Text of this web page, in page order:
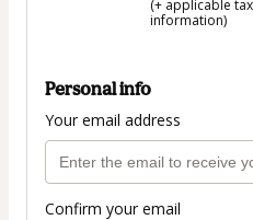
(+ applicable
information)
Personal info
Your email address
Confirm your email